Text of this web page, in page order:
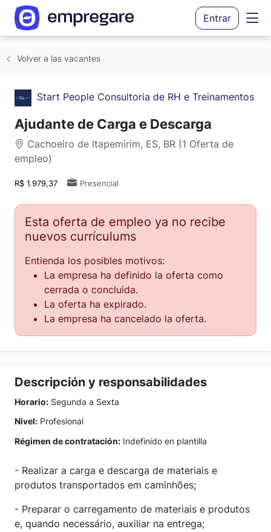
Entrar
Volver a las vacantes
Start People Consultoria de RH e Treinamentos
Ajudante de Carga e Descarga
Cachoeiro de Itapemirim, ES, BR (1 Oferta de
empleo)
R$ 1.979,37 Presencial
Esta oferta de empleo ya no recibe
nuevos currículums
Entienda los posibles motivos:
La empresa ha definido la oferta como
cerrada o concluida.
La oferta ha expirado.
La empresa ha cancelado la oferta.
Descripción y responsabilidades
Horario: Segunda a Sexta
Nivel: Profesional
Régimen de contratación: Indefinido en plantilla
- Realizar a carga e descarga de materiais e
produtos transportados em caminhões;
- Preparar o carregamento de materiais e produtos
e, quando necessário, auxiliar na entrega;